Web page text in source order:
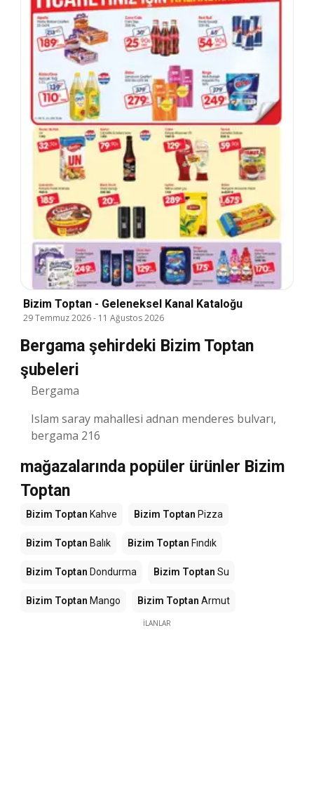
Bizim Toptan - Geleneksel Kanal Kataloğu
29 Temmuz 2026- 11 Ağustos 2026
Bergama şehirdeki Bizim Toptan
şubeleri
Bergama
Islam saray mahallesi adnan menderes bulvarı,
bergama 216
mağazalarında popüler ürünler Bizim
Toptan
Bizim Toptan Kahve Bizim Toptan Pizza
Bizim Toptan Balık Bizim Toptan Fındık
Bizim Toptan Dondurma Bizim Toptan Su
Bizim Toptan Mango Bizim Toptan Armut
İLANLAR